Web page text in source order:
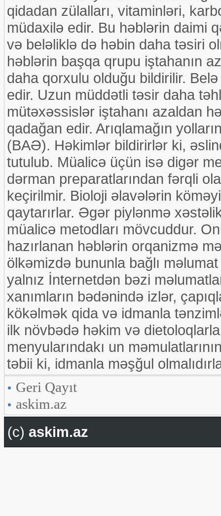
qidadan zülalları, vitaminləri,
müdaxilə edir. Bu həblərin daimi
və beləliklə də həbin daha təsiri
həblərin başqa qrupu iştahanın
daha qorxulu olduğu bildirilir.
edir. Uzun müddətli təsir daha
mütəxəssislər iştahanı azaldan
qadağan edir. Arıqlamağın
(BAƏ). Həkimlər bildirirlər ki,
tutulub. Müalicə üçün isə digər
dərman preparatlarından fərqli
keçirilmir. Bioloji əlavələrin
qaytarırlar. Əgər piylənmə
müalicə metodları mövcuddur.
hazırlanan həblərin orqanizmə
ölkəmizdə bununla bağlı
yalnız İnternetdən bəzi
xanımların bədənində izlər,
kökəlmək qida və idmanla
ilk növbədə həkim və
menyularındakı un
təbii ki, idmanla məşğul
Geri Qayıt
askim.az
(c) askim.az